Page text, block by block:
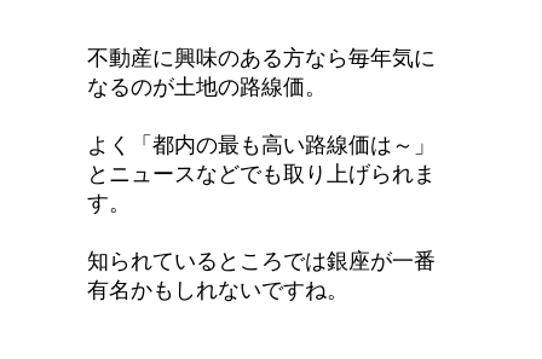
不動産に興味のある方なら毎年気に
なるのが土地の路線価。
よく「都内の最も高い路線価は～」
とニュースなどでも取り上げられま
す。
知られているところでは銀座が一番
有名かもしれないですね。